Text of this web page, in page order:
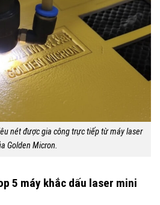
nét được gia công trực tiếp từ máy laser
Golden Micron.
5 máy khắc dấu laser mini